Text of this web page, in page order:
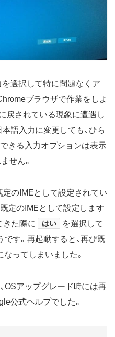
選択して特に問題なくア
ブラウザで作業をしよ
戻されている現象に遭遇し
語入力に変更しても、ひら
きる入力オプションは表示
せん。
定のIMEとして設定されてい
定のIMEとして設定します
きた際に
はい
を選択して
す。再起動すると、再び既
ってしまいました。
OSアップグレード時には再
公式ヘルプでした。